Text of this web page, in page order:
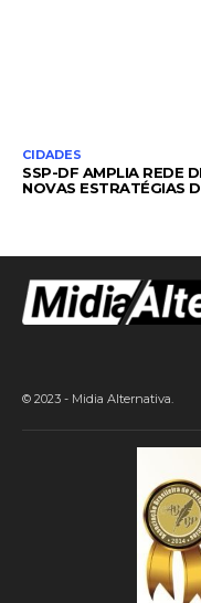
CIDADES
SSP-DF AMPLIA REDE
NOVAS ESTRATÉGIAS
© 2023 - Midia Alternativa.